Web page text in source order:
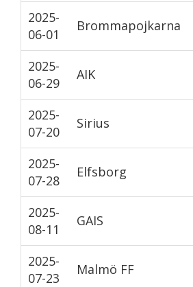
2025-
06-01
Brommapojkarna
2025-
06-29
AIK
2025-
07-20
Sirius
2025-
07-28
Elfsborg
2025-
08-11
GAIS
2025-
07-23
Malmö FF